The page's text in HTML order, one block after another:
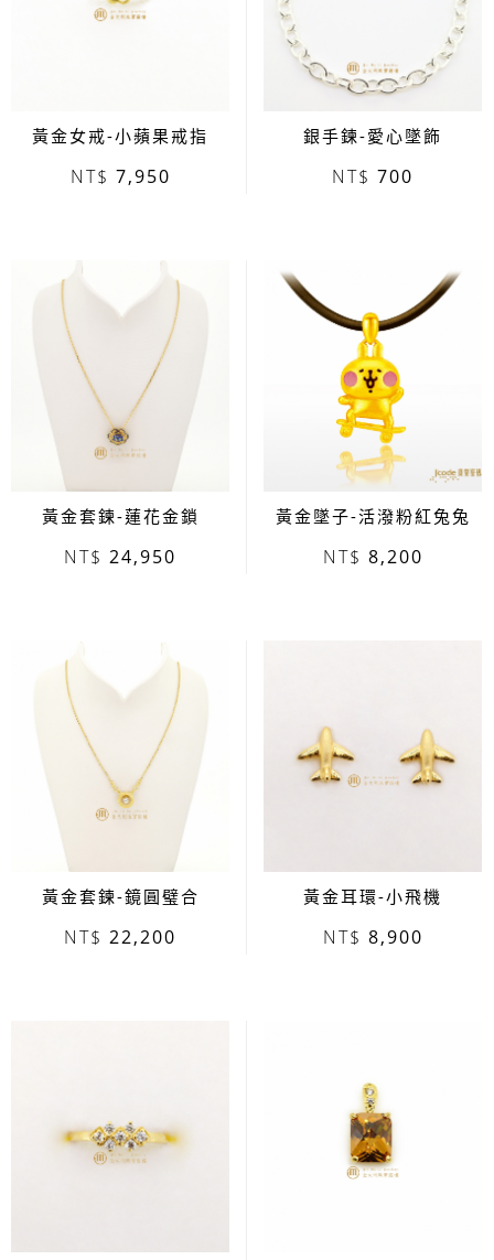
黃金女戒-小蘋果戒指
7,950
銀手鍊-愛心墜飾
700
黃金套鍊-蓮花金鎖
24,950
黃金墜子-活潑粉紅兔兔
8,200
黃金套鍊-鏡圓璧合
22,200
黃金耳環-小飛機
8,900